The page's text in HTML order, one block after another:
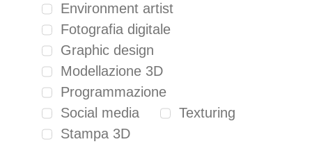
Environment artist
Fotografia digitale
Graphic design
Modellazione 3D
Programmazione
Social media
Texturing
Stampa 3D